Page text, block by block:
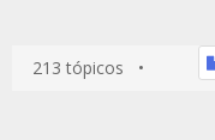
213 tópicos •